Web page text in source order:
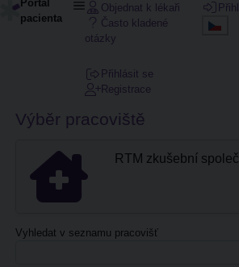
Portál
pacienta
Objednat k lékaři
Často kladené
otázky
Přihlásit se
Registrace
Výběr pracoviště
RTM zkušební
Vyhledat v seznamu pracovišť